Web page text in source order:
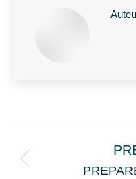
des
articles